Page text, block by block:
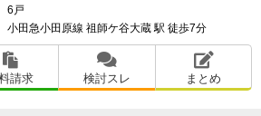
6戸
小田急小田原線 祖師ケ谷大蔵 駅 徒歩7分
請求 検討スレ まとめ